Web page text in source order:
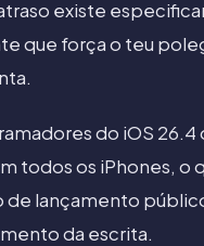
existe
que força o teu
do iOS
todos os iPhones, o
lançamento
da escrita.